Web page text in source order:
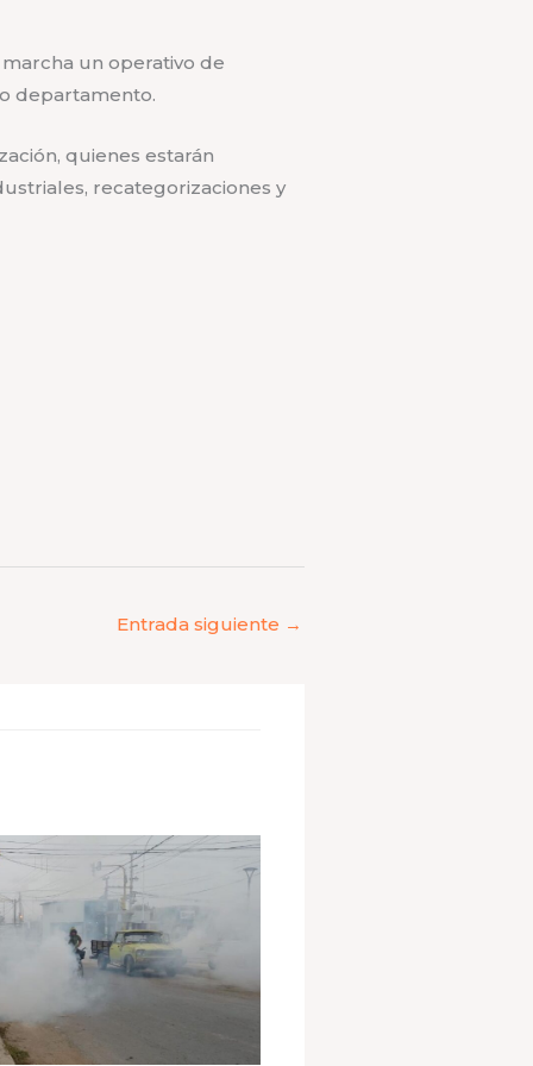
un operativo de
departamento.
quienes estarán
recategorizaciones y
Entrada siguiente →